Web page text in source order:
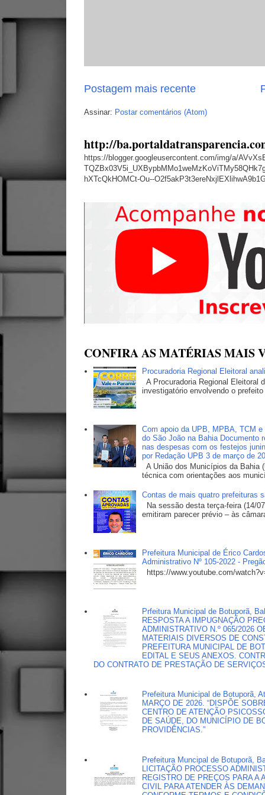
Postagem mais recente
Assinar: Postar comentários (Atom)
http://
https://blogger.googleusercontent.com/img/a/
hXTcQkHOMCt-Ou--
CONFIRA AS MATÉRIAS MAIS
Procuradoria Regional Eleitoral
A Procuradoria Regional Eleitoral
investigatório envolvendo o prefeito
Com apoio da UPB, MPBA, TCM
do São João na Bahia Documento
nas despesas com os festejos
por Redação UPB 3 de março de
A União dos Municípios da Bahia
técnica com orientações aos
Contas de mais quatro prefeituras
Na sessão desta terça-feira (14/
emitiram parecer prévio – às
Prefeitura Municipal de Érico
Administrativo Nº 105-2022 -
https://www.youtube.com/
Prfeitura Municipal de Botuporã,
RESPOSTA A IMPUGNAÇÃO
ADMINISTRATIVO N.º 065/2026
MATERIAIS DIVERSOS DE
PREFEITURA MUNICIPAL DE
EDITAL E SEUS ANEXOS.
DO CONTRATO DE PRESTAÇÃO DE
Prefeitura Municipal de Botuporã,
MARÇO DE 2026. “DISPÕE
CENTRO DE ATENÇÃO
DE SAÚDE, DO MUNICÍPIO DE
PROVIDÊNCIAS.”
Prefeitura Muncipal de Botuporã,
LICITAÇÃO PROCESSO
REGISTRO DE PREÇOS PARA A
CIVIL PARA ATENDER ÀS